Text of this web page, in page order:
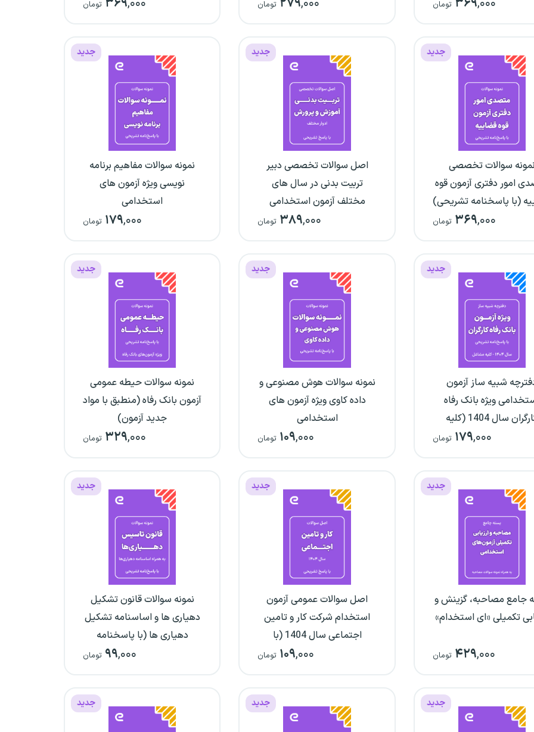
۳۶۹,۰۰۰ تومان ۲۷۹,۰۰۰ تومان ۳۶۹,۰۰۰ تومان
جدید
نمونه سوالات تخصصی
امور دفتری آزمون قوه
(با پاسخنامه تشریحی)
۳۶۹,۰۰۰ تومان
جدید
اصل سوالات تخصصی دبیر
تربیت بدنی در سال های
مختلف آزمون استخدامی
آموزش و پرورش (با پاسخنامه
۳۸۹,۰۰۰ تومان
جدید
نمونه سوالات مفاهیم برنامه
نویسی ویژه آزمون های
استخدامی
۱۷۹,۰۰۰ تومان
جدید
شبیه ساز آزمون
ویژه بانک رفاه
کارگران سال 1404 (کلیه
مشاغل) ۱۷۹,۰۰۰ تومان
جدید
نمونه سوالات هوش مصنوعی و
داده کاوی ویژه آزمون های
استخدامی
۱۰۹,۰۰۰ تومان
جدید
نمونه سوالات حیطه عمومی
آزمون بانک رفاه (منطبق با مواد
جدید آزمون)
۳۲۹,۰۰۰ تومان
جدید
جامع مصاحبه، گزینش و
تکمیلی «ای استخدام»
۴۲۹,۰۰۰ تومان
جدید
اصل سوالات عمومی آزمون
استخدام شرکت کار و تامین
اجتماعی سال 1404 (با
پاسخ‌نامه تشریحی)
۱۰۹,۰۰۰ تومان
جدید
نمونه سوالات قانون تشکیل
دهیاری ها و اساسنامه تشکیل
دهیاری ها (با پاسخنامه
تشریحی) ۹۹,۰۰۰ تومان
جدید جدید جدید